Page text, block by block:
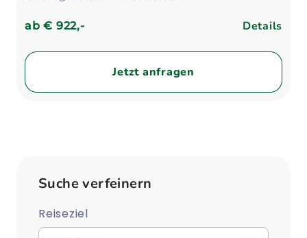
ab€ 922,- Details
Jetzt anfragen
Suche verfeinern
Reiseziel